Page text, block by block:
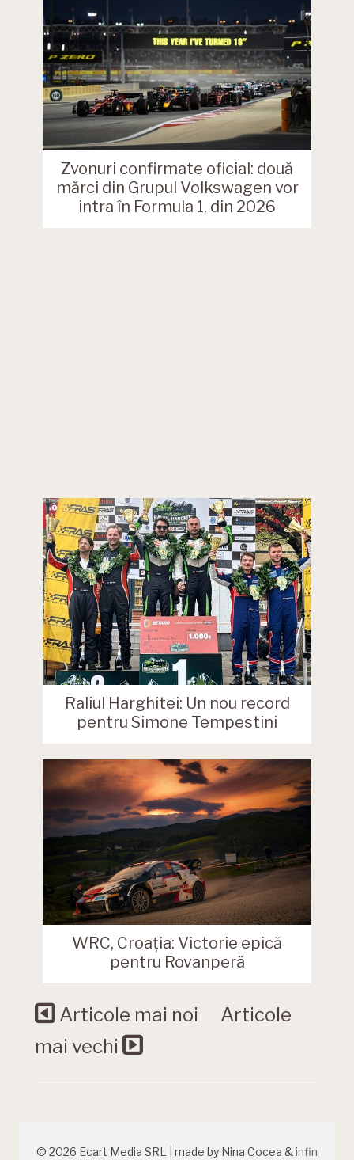
Zvonuri confirmate oficial: două
mărci din Grupul Volkswagen vor
intra în Formula 1, din 2026
Raliul Harghitei: Un nou record
pentru Simone Tempestini
WRC, Croația: Victorie epică
pentru Rovanperä
Articole mai noi
Articole
mai vechi
© 2026 Ecart Media SRL | made by Nina Cocea &infin